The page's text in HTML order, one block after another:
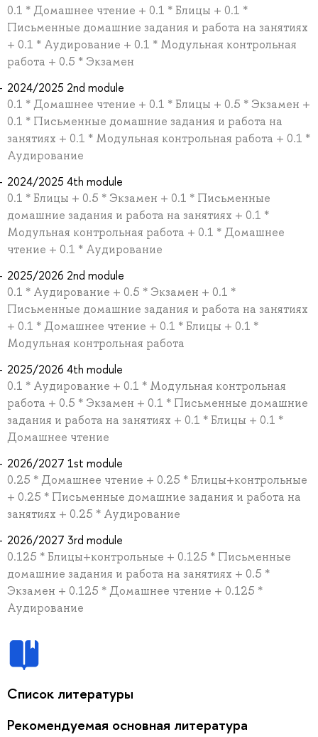
0.1 * Домашнее чтение + 0.1 * Блицы + 0.1 *
Письменные домашние задания и работа на занятиях
+ 0.1 * Аудирование + 0.1 * Модульная контрольная
работа + 0.5 * Экзамен
2024/2025 2nd module
0.1 * Домашнее чтение + 0.1 * Блицы + 0.5 * Экзамен +
0.1 * Письменные домашние задания и работа на
занятиях + 0.1 * Модульная контрольная работа + 0.1 *
Аудирование
2024/2025 4th module
0.1 * Блицы + 0.5 * Экзамен + 0.1 * Письменные
домашние задания и работа на занятиях + 0.1 *
Модульная контрольная работа + 0.1 * Домашнее
чтение + 0.1 * Аудирование
2025/2026 2nd module
0.1 * Аудирование + 0.5 * Экзамен + 0.1 *
Письменные домашние задания и работа на занятиях
+ 0.1 * Домашнее чтение + 0.1 * Блицы + 0.1 *
Модульная контрольная работа
2025/2026 4th module
0.1 * Аудирование + 0.1 * Модульная контрольная
работа + 0.5 * Экзамен + 0.1 * Письменные домашние
задания и работа на занятиях + 0.1 * Блицы + 0.1 *
Домашнее чтение
2026/2027 1st module
0.25 * Домашнее чтение + 0.25 * Блицы+контрольные
+ 0.25 * Письменные домашние задания и работа на
занятиях + 0.25 * Аудирование
2026/2027 3rd module
0.125 * Блицы+контрольные + 0.125 * Письменные
домашние задания и работа на занятиях + 0.5 *
Экзамен + 0.125 * Домашнее чтение + 0.125 *
Аудирование
Список литературы
Рекомендуемая основная литература